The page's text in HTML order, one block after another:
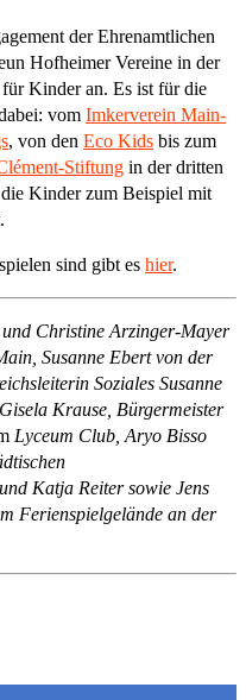
der Ehrenamtlichen
Hofheimer Vereine in der
Kinder an. Es ist für die
vom Imkerverein Main-
, von den Eco Kids bis zum
Stiftung in der dritten
Kinder zum Beispiel mit
sind gibt es hier.
Christine Arzinger-Mayer
Susanne Ebert von der
Soziales Susanne
Krause, Bürgermeister
Lyceum Club, Aryo Bisso
Katja Reiter sowie Jens
Ferienspielgelände an der